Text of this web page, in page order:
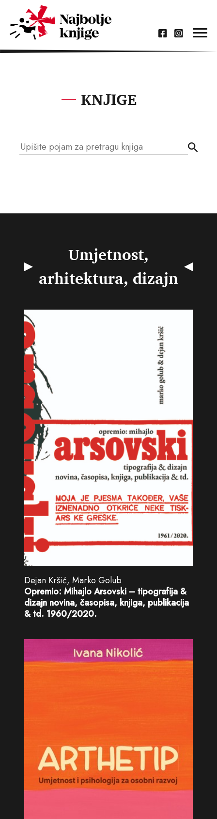
KNJIGE
Umjetnost,
arhitektura, dizajn
Dejan Kršić, Marko Golub
Opremio: Mihajlo Arsovski – tipografija &
dizajn novina, časopisa, knjiga, publikacija
& td. 1960/2020.